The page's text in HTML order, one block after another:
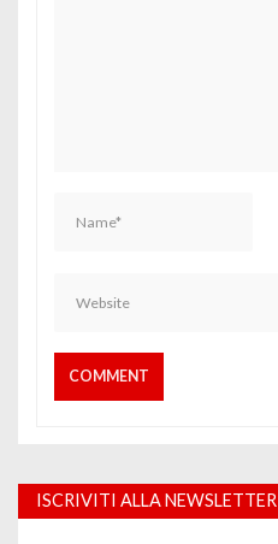
ISCRIVITI ALLA NEWSLETTER